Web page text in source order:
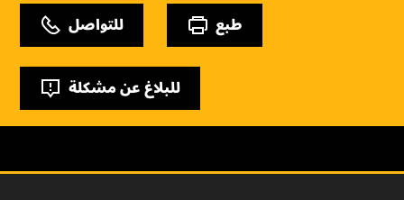
للتواصل طبع
للبلاغ عن مشكلة